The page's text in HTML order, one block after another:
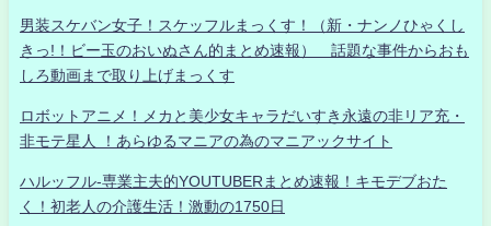
男装スケバン女子！スケッフルまっくす！（新・ナンノひゃくし
きっ!！ビー玉のおいぬさん的まとめ速報） 話題な事件からおも
しろ動画まで取り上げまっくす
ロボットアニメ！メカと美少女キャラだいすき永遠の非リア充・
非モテ星人 ！あらゆるマニアの為のマニアックサイト
ハルッフル-専業主夫的YOUTUBERまとめ速報！キモデブおた
く！初老人の介護生活！激動の1750日